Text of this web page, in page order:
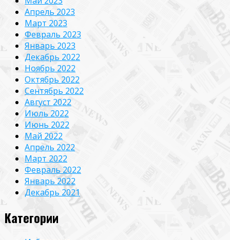
Апрель 2023
Март 2023
Февраль 2023
Январь 2023
Декабрь 2022
Ноябрь 2022
Октябрь 2022
Сентябрь 2022
Август 2022
Июль 2022
Июнь 2022
Май 2022
Апрель 2022
Март 2022
Февраль 2022
Январь 2022
Декабрь 2021
Категории